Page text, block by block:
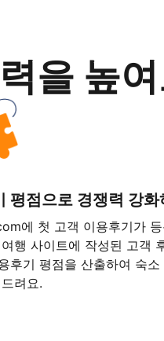
을 높
평점으로 경쟁력 강화
에 첫 고객 이용후기가 등
행 사이트에 작성된 고객
후기 평점을 산출하여 숙소
려요.